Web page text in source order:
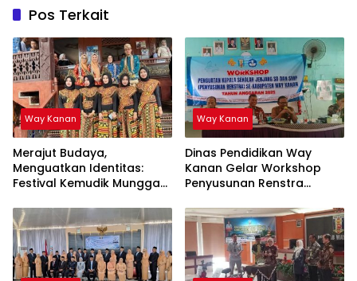
Pos Terkait
Way Kanan
Merajut Budaya,
Menguatkan Identitas:
Festival Kemudik Munggak
Way Kanan
Dinas Pendidikan Way
Kanan Gelar Workshop
Penyusunan Renstra